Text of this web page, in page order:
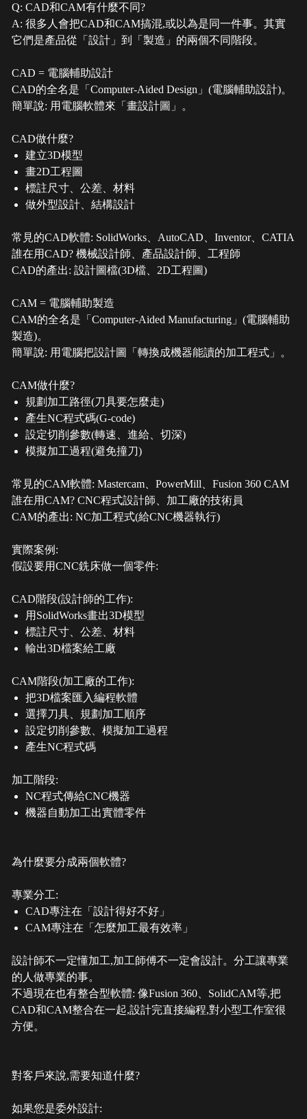
Q: CAD和CAM有什麼不同?
A: 很多人會把CAD和CAM搞混,或以為是同一件事。其實
它們是產品從「設計」到「製造」的兩個不同階段。
CAD = 電腦輔助設計
CAD的全名是「Computer-Aided Design」(電腦輔助設計)。
簡單說: 用電腦軟體來「畫設計圖」。
CAD做什麼?
建立3D模型
畫2D工程圖
標註尺寸、公差、材料
做外型設計、結構設計
常見的CAD軟體: SolidWorks、AutoCAD、Inventor、CATIA
誰在用CAD? 機械設計師、產品設計師、工程師
CAD的產出: 設計圖檔(3D檔、2D工程圖)
CAM = 電腦輔助製造
CAM的全名是「Computer-Aided Manufacturing」(電腦輔助
製造)。
簡單說: 用電腦把設計圖「轉換成機器能讀的加工程式」。
CAM做什麼?
規劃加工路徑(刀具要怎麼走)
產生NC程式碼(G-code)
設定切削參數(轉速、進給、切深)
模擬加工過程(避免撞刀)
常見的CAM軟體: Mastercam、PowerMill、Fusion 360 CAM
誰在用CAM? CNC程式設計師、加工廠的技術員
CAM的產出: NC加工程式(給CNC機器執行)
實際案例:
假設要用CNC銑床做一個零件:
CAD階段(設計師的工作):
用SolidWorks畫出3D模型
標註尺寸、公差、材料
輸出3D檔案給工廠
CAM階段(加工廠的工作):
把3D檔案匯入編程軟體
選擇刀具、規劃加工順序
設定切削參數、模擬加工過程
產生NC程式碼
加工階段:
NC程式傳給CNC機器
機器自動加工出實體零件
為什麼要分成兩個軟體?
專業分工:
CAD專注在「設計得好不好」
CAM專注在「怎麼加工最有效率」
設計師不一定懂加工,加工師傅不一定會設計。分工讓專業
的人做專業的事。
不過現在也有整合型軟體: 像Fusion 360、SolidCAM等,把
CAD和CAM整合在一起,設計完直接編程,對小型工作室很
方便。
對客戶來說,需要知道什麼?
如果您是委外設計: